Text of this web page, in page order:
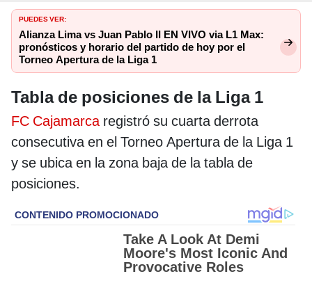
PUEDES VER:
Alianza Lima vs Juan Pablo II EN VIVO via L1 Max:
pronósticos y horario del partido de hoy por el
Torneo Apertura de la Liga 1
Tabla de posiciones de la Liga 1
FC Cajamarcaregistró su cuarta derrota
consecutiva en el Torneo Apertura de la Liga 1
y se ubica en la zona baja de la tabla de
posiciones.